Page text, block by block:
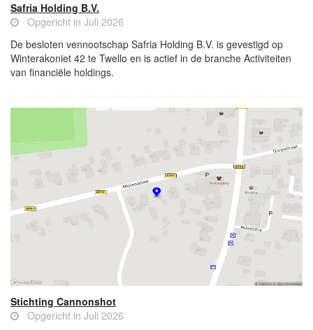
Safria Holding B.V.
Opgericht in Juli 2026
De besloten vennootschap Safria Holding B.V. is gevestigd op
Winterakoniet 42 te Twello en is actief in de branche Activiteiten
van financiële holdings.
Stichting Cannonshot
Opgericht in Juli 2026